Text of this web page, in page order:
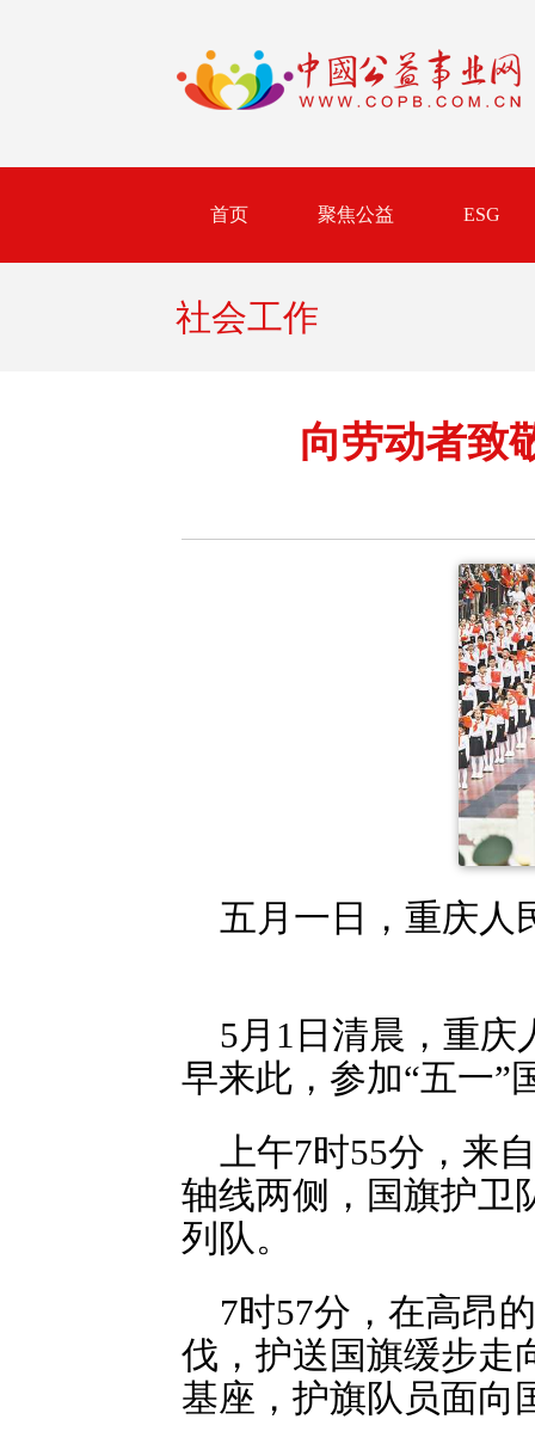
首页 聚焦公益 ESG
社会工作
向劳动者致
五月一日，重庆人
5月1日清晨，重庆
早来此，参加“五一”
上午7时55分，来
轴线两侧，国旗护卫
列队。
7时57分，在高昂
伐，护送国旗缓步走
基座，护旗队员面向